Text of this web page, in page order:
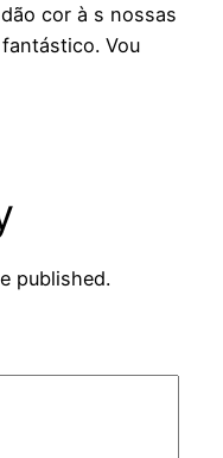
cor à s nossas
Vou
published.